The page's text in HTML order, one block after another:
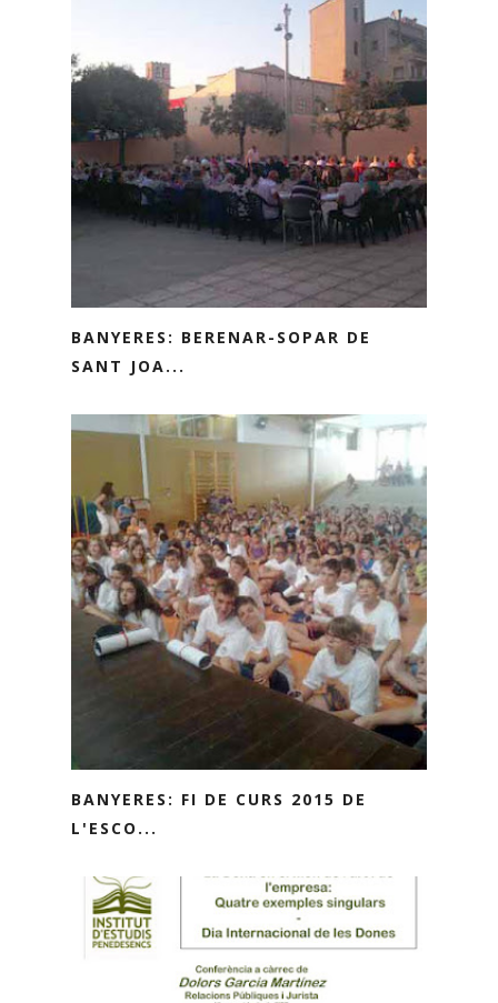
BANYERES: BERENAR-SOPAR DE
SANT JOA...
BANYERES: FI DE CURS 2015 DE
L'ESCO...